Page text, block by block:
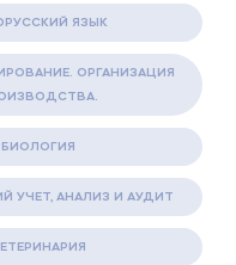
ЯЗЫК
ОРГАНИЗАЦИЯ
БИОЛОГИЯ
УЧЕТ, АНАЛИЗ И АУДИТ